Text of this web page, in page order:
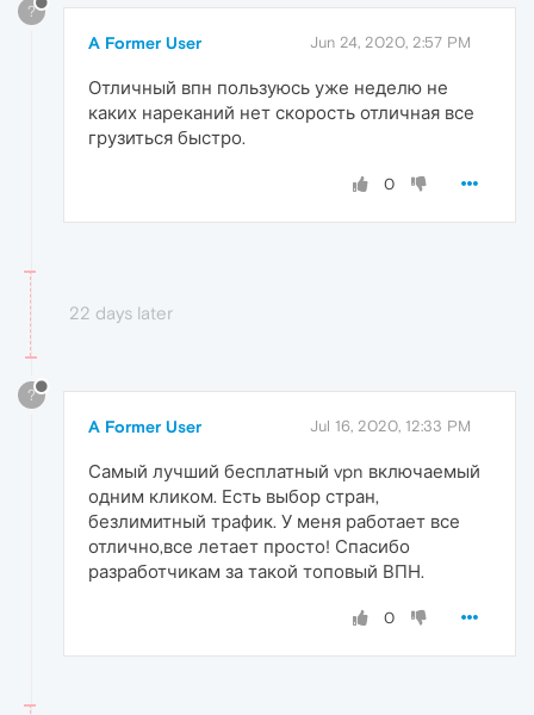
?
A Former User Jun 24, 2020, 2:57 PM
Отличный впн пользуюсь уже неделю не
каких нареканий нет скорость отличная все
грузиться быстро.
0
22 days later
?
A Former User Jul 16, 2020, 12:33 PM
Самый лучший бесплатный vpn включаемый
одним кликом. Есть выбор стран,
безлимитный трафик. У меня работает все
отлично,все летает просто! Спасибо
разработчикам за такой топовый ВПН.
0